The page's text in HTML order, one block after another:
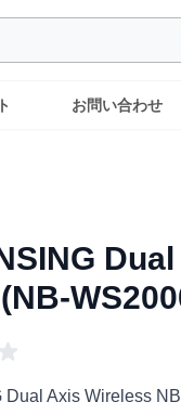
お問い合わせ
Dual Axis Wireless